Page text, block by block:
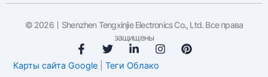
© 2026丨Shenzhen Tengxinjie Electronics Co., Ltd. Все права
защищены
F
c
T
i
С
ы
I
P
Карты сайта Google |Теги Облако